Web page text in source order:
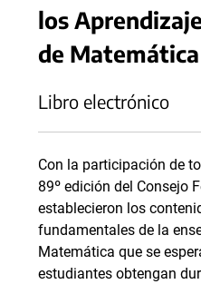
los
de Matemática
Libro electrónico
Con la participación de
89º edición del Consejo
establecieron los
fundamentales de la
Matemática que se
estudiantes obtengan